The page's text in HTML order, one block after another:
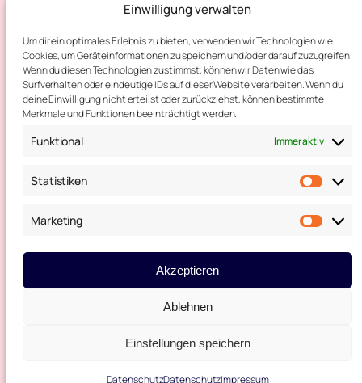
Einwilligung verwalten
Um dir ein optimales Erlebnis zu bieten, verwenden wir Technologien wie
Cookies, um Geräteinformationen zu speichern und/oder darauf zuzugreifen.
Wenn du diesen Technologien zustimmst, können wir Daten wie das
Surfverhalten oder eindeutige IDs auf dieser Website verarbeiten. Wenn du
deine Einwilligung nicht erteilst oder zurückziehst, können bestimmte
Merkmale und Funktionen beeinträchtigt werden.
Funktional Immer aktiv
Statistiken
Marketing
Akzeptieren
Ablehnen
Einstellungen speichern
DatenschutzDatenschutzImpressum
Kontakt
Telefon: 0173 – 365 16 81
Instagram